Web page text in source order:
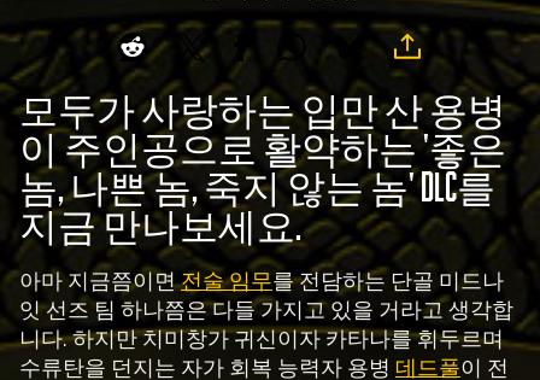
모두가 사랑하는 입만 산 용병
이 주인공으로 활약하는 '좋은
놈, 나쁜 놈, 죽지 않는 놈' DLC를
지금 만나보세요.
아마 지금쯤이면전술 임무를 전담하는 단골 미드나
잇 선즈 팀 하나쯤은 다들 가지고 있을 거라고 생각합
니다. 하지만 치미창가 귀신이자 카타나를 휘두르며
수류탄을 던지는 자가 회복 능력자 용병 데드풀이 전